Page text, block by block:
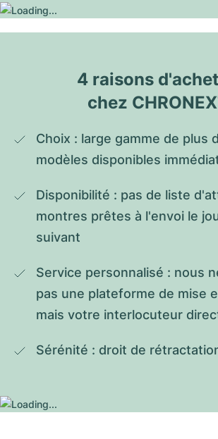
4 raisons
chez
Choix : large gamme de plus
modèles disponibles
Disponibilité : pas de liste
montres prêtes à l'envoi le
suivant
Service personnalisé : nous
pas une plateforme de mise
mais votre interlocuteur
Sérénité : droit de